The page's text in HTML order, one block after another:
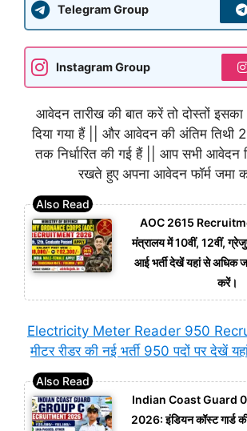
Telegram Group
Instagram Group
आवेदन तारीख की बात करें तो दोस्तों
दिया गया हैं || और आवेदन की अंतिम तिथी
तक निर्धारित की गई हैं || आप सभी आवेदन
रखते हुए अपना आवेदन फॉर्म जमा
AOC 2615
मंत्रालय में 10वीं, 12वीं,
आई भर्ती देखें यहां से अधिक
करें।
Electricity Meter Reader 950
मीटर रीडर की नई भर्ती 950 पदों पर देखें
Indian Coast Guard
2026: इंडियन कॉस्ट गार्ड